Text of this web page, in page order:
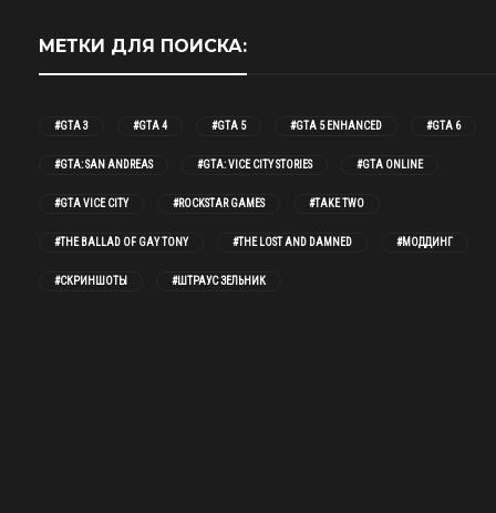
МЕТКИ ДЛЯ ПОИСКА:
#GTA 3 #GTA 4 #GTA 5 #GTA 5 ENHANCED #GTA 6
#GTA: SAN ANDREAS #GTA: VICE CITY STORIES #GTA ONLINE
#GTA VICE CITY #ROCKSTAR GAMES #TAKE TWO
#THE BALLAD OF GAY TONY #THE LOST AND DAMNED #МОДДИНГ
#СКРИНШОТЫ #ШТРАУС ЗЕЛЬНИК